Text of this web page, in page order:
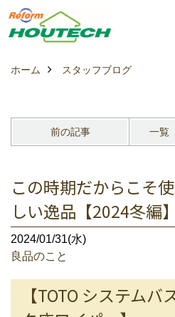
ホーム スタッフブログ
前の記事 一覧
この時期だからこそ
しい逸品【2024冬編】
2024/01/31(水)
良品のこと
【TOTO システム